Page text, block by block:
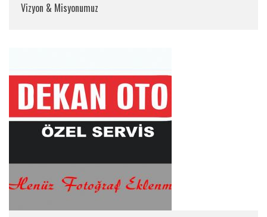
Vizyon & Misyonumuz